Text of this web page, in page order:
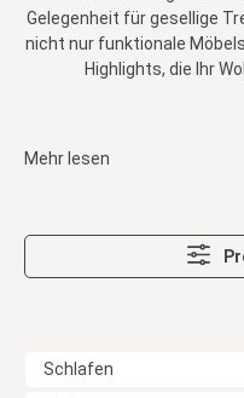
Gelegenheit für gesellige
nicht nur funktionale
Highlights, die Ihr
Mehr lesen
Schlafen